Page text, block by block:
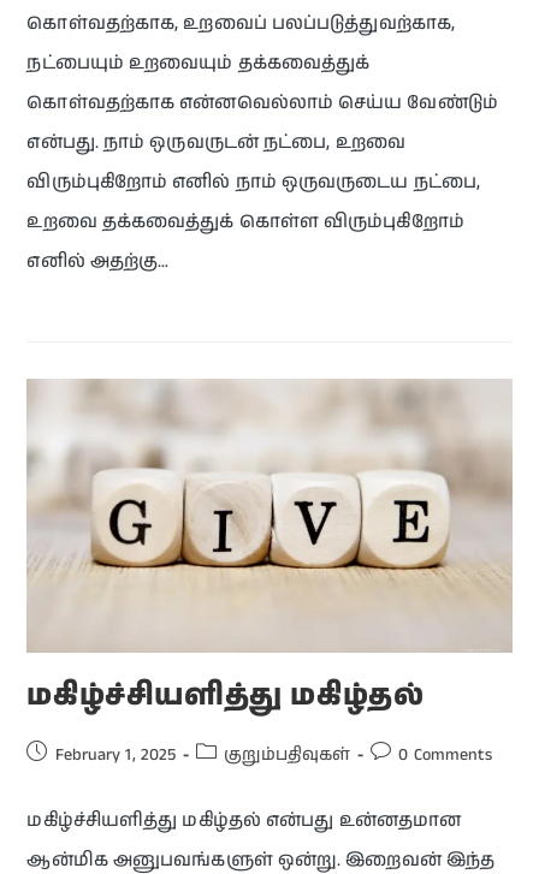
கொள்வதற்காக, உறவைப் பலப்படுத்துவற்காக,
நட்பையும் உறவையும் தக்கவைத்துக்
கொள்வதற்காக என்னவெல்லாம் செய்ய வேண்டும்
என்பது. நாம் ஒருவருடன் நட்பை, உறவை
விரும்புகிறோம் எனில் நாம் ஒருவருடைய நட்பை,
உறவை தக்கவைத்துக் கொள்ள விரும்புகிறோம்
எனில் அதற்கு…
மகிழ்ச்சியளித்து மகிழ்தல்
February 1, 2025 குறும்பதிவுகள் 0 Comments
மகிழ்ச்சியளித்து மகிழ்தல் என்பது உன்னதமான
ஆன்மிக அனுபவங்களுள் ஒன்று. இறைவன் இந்த